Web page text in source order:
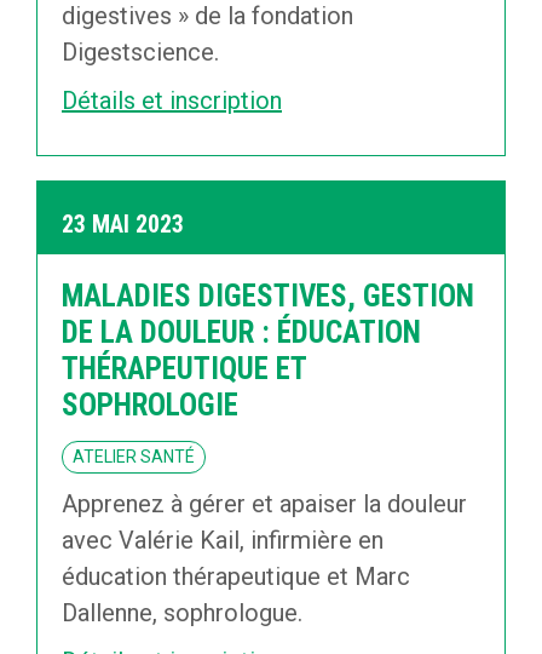
digestives » de la fondation
Digestscience.
Détails et inscription
23 MAI 2023
MALADIES DIGESTIVES, GESTION
DE LA DOULEUR : ÉDUCATION
THÉRAPEUTIQUE ET
SOPHROLOGIE
ATELIER SANTÉ
Apprenez à gérer et apaiser la douleur
avec Valérie Kail, infirmière en
éducation thérapeutique et Marc
Dallenne, sophrologue.